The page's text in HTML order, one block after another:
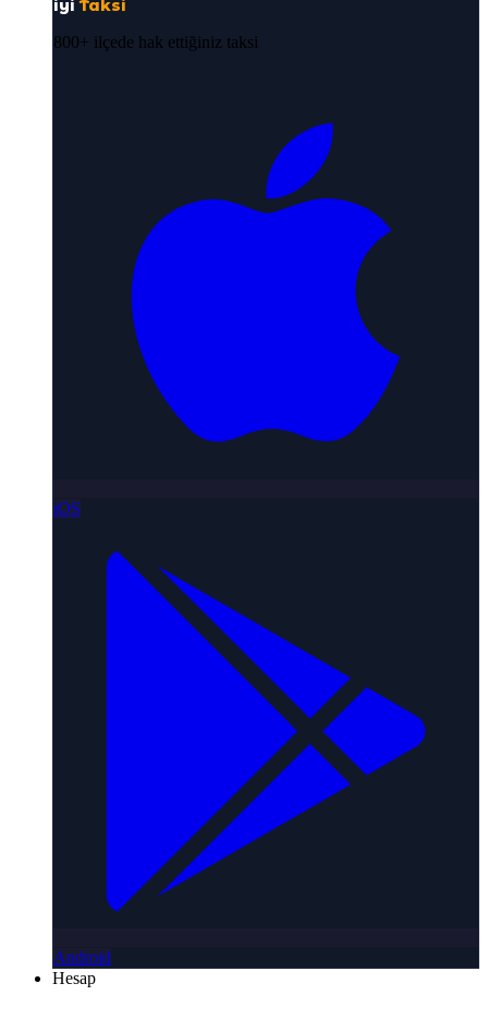
iyi Taksi
800+ ilçede hak ettiğiniz taksi
iOS
Android
Hesap